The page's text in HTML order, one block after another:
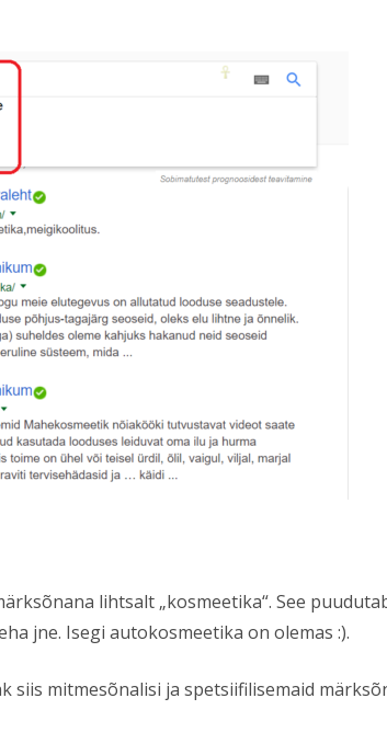
lihtsalt „kosmeetika“. See
jne. Isegi autokosmeetika on olemas :).
siis mitmesõnalisi ja spetsiifilisemaid